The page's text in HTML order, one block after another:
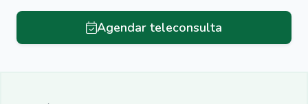
Agendar teleconsulta